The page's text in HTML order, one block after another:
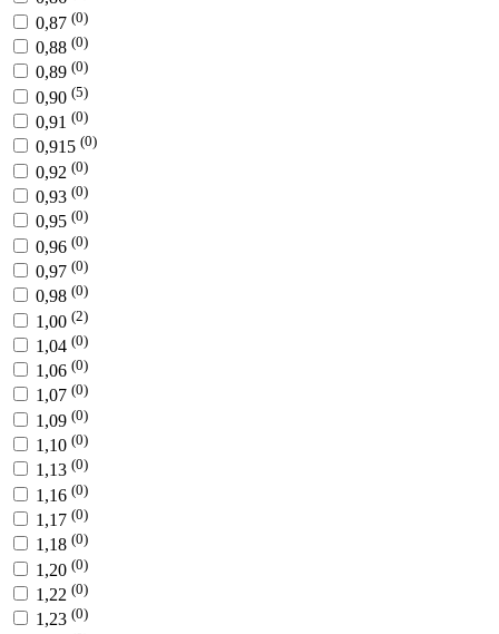
0,87 (0)
0,88 (0)
0,89 (0)
0,90 (5)
0,91 (0)
0,915 (0)
0,92 (0)
0,93 (0)
0,95 (0)
0,96 (0)
0,97 (0)
0,98 (0)
1,00 (2)
1,04 (0)
1,06 (0)
1,07 (0)
1,09 (0)
1,10 (0)
1,13 (0)
1,16 (0)
1,17 (0)
1,18 (0)
1,20 (0)
1,22 (0)
1,23 (0)